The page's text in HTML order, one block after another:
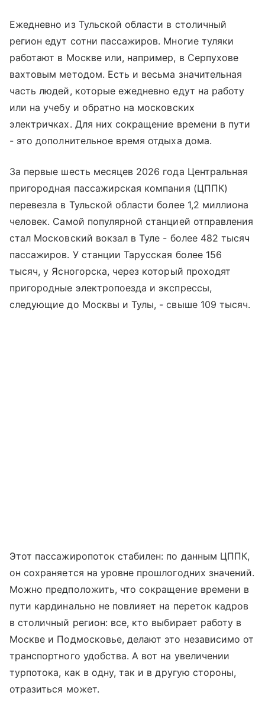
Ежедневно из Тульской области в столичный
регион едут сотни пассажиров. Многие туляки
работают в Москве или, например, в Серпухове
вахтовым методом. Есть и весьма значительная
часть людей, которые ежедневно едут на работу
или на учебу и обратно на московских
электричках. Для них сокращение времени в пути
- это дополнительное время отдыха дома.
За первые шесть месяцев 2026 года Центральная
пригородная пассажирская компания (ЦППК)
перевезла в Тульской области более 1,2 миллиона
человек. Самой популярной станцией отправления
стал Московский вокзал в Туле - более 482 тысяч
пассажиров. У станции Тарусская более 156
тысяч, у Ясногорска, через который проходят
пригородные электропоезда и экспрессы,
следующие до Москвы и Тулы, - свыше 109 тысяч.
Этот пассажиропоток стабилен: по данным ЦППК,
он сохраняется на уровне прошлогодних значений.
Можно предположить, что сокращение времени в
пути кардинально не повлияет на переток кадров
в столичный регион: все, кто выбирает работу в
Москве и Подмосковье, делают это независимо от
транспортного удобства. А вот на увеличении
турпотока, как в одну, так и в другую стороны,
отразиться может.